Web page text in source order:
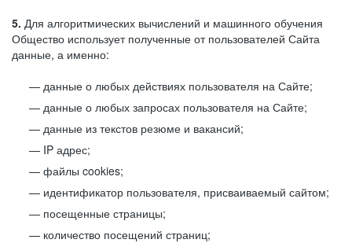
5. Для алгоритмических вычислений и машинного обучения
Общество использует полученные от пользователей Сайта
данные, а именно:
данные о любых действиях пользователя на Сайте;
данные о любых запросах пользователя на Сайте;
данные из текстов резюме и вакансий;
IP адрес;
файлы cookies;
идентификатор пользователя, присваиваемый сайтом;
посещенные страницы;
количество посещений страниц;